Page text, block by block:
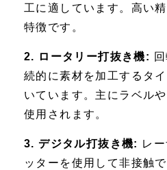
工に適しています。高い
特徴です。
2. ロータリー打抜き機:
続的に素材を加工するタ
いています。主にラベル
使用されます。
3. デジタル打抜き機: レ
ッターを使用して非接触